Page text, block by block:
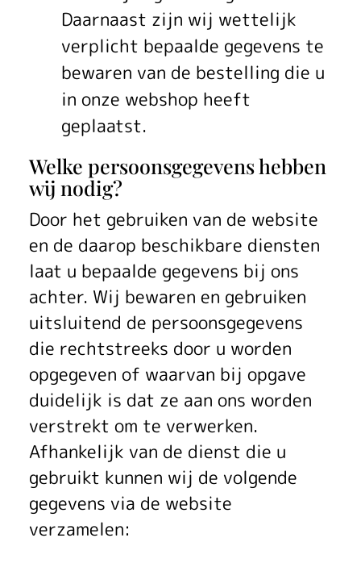
Daarnaast zijn wij wettelijk
verplicht bepaalde gegevens te
bewaren van de bestelling die u
in onze webshop heeft
geplaatst.
Welke persoonsgegevens hebben
wij nodig?
Door het gebruiken van de website
en de daarop beschikbare diensten
laat u bepaalde gegevens bij ons
achter. Wij bewaren en gebruiken
uitsluitend de persoonsgegevens
die rechtstreeks door u worden
opgegeven of waarvan bij opgave
duidelijk is dat ze aan ons worden
verstrekt om te verwerken.
Afhankelijk van de dienst die u
gebruikt kunnen wij de volgende
gegevens via de website
verzamelen: